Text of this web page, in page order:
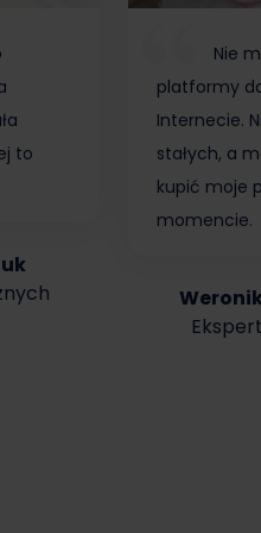
to
Nie
platformy
Internecie.
stałych, a
kupić moje
momencie.